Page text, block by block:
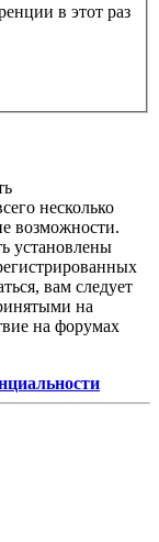
в этот раз
несколько
возможности.
установлены
вам следует
на
на форумах